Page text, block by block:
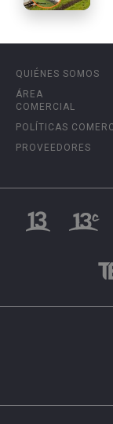
QUIÉNES SOMOS
ÁREA
COMERCIAL
POLÍTICAS
PROVEEDORES